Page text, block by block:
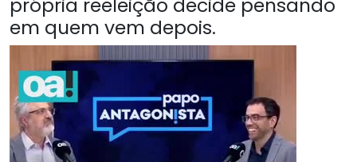
em quem vem depois.